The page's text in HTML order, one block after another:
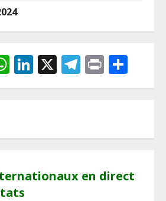
WhatsApp
LinkedIn
X Telegram
Print
en direct